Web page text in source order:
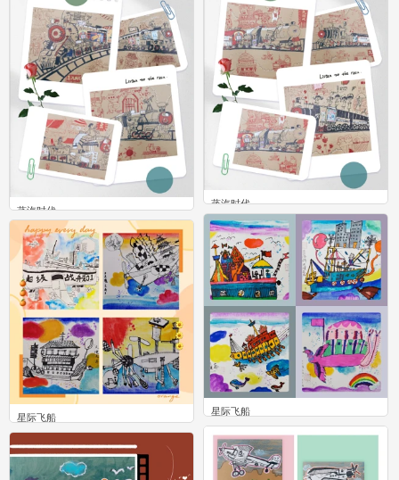
星际飞船
0
星际飞船
0
蒸汽时代
0
蒸汽时代
0